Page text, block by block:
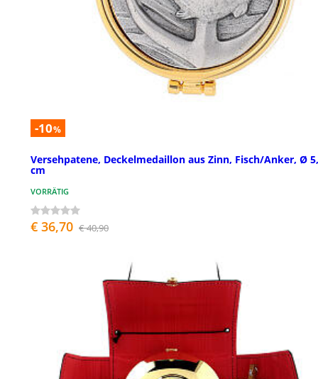
-10%
Versehpatene, Deckelmedaillon aus Zinn, Fisch/Anker, Ø
cm
VORRÄTIG
€ 36,70 € 40,90